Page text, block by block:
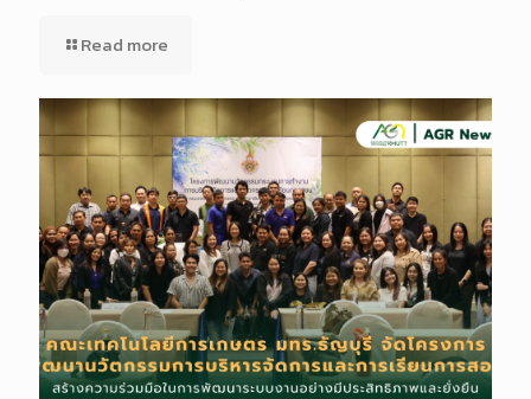
Read more